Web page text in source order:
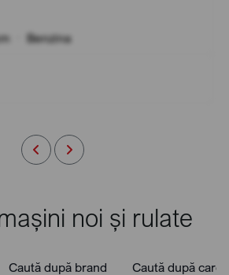
Benzina
noi și rulate
Caută după brand Caută după